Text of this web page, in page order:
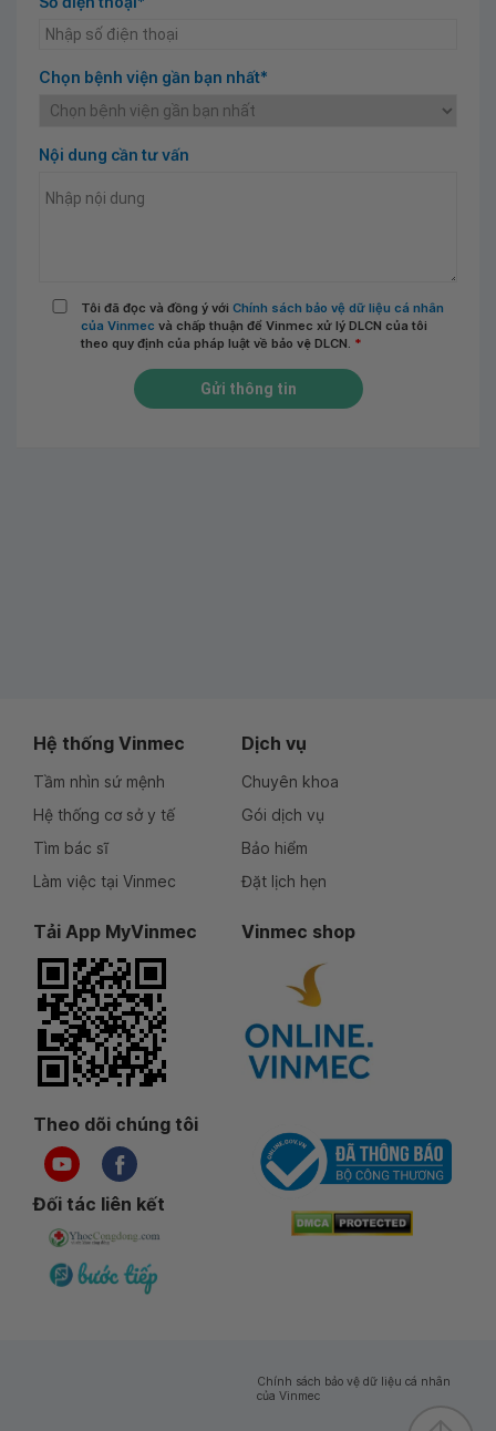
Chọn bệnh viện gần bạn nhất*
Nội dung cần tư vấn
Tôi đã đọc và đồng ý với Chính sách bảo vệ dữ liệu cá nhân
của Vinmec và chấp thuận để Vinmec xử lý DLCN của tôi
theo quy định của pháp luật về bảo vệ DLCN. *
Gửi thông tin
Hệ thống Vinmec
Tầm nhìn sứ mệnh
Hệ thống cơ sở y tế
Tìm bác sĩ
Làm việc tại Vinmec
Dịch vụ
Chuyên khoa
Gói dịch vụ
Bảo hiểm
Đặt lịch hẹn
Tải App MyVinmec Vinmec shop
Theo dõi chúng tôi
Đối tác liên kết
Chính sách bảo vệ dữ liệu cá nhân
của Vinmec